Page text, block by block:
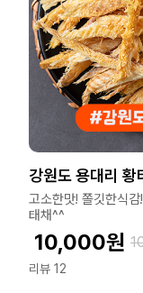
강원도 용대리 황
고소한맛! 쫄깃한식
태채^^
10,000원
리뷰 12